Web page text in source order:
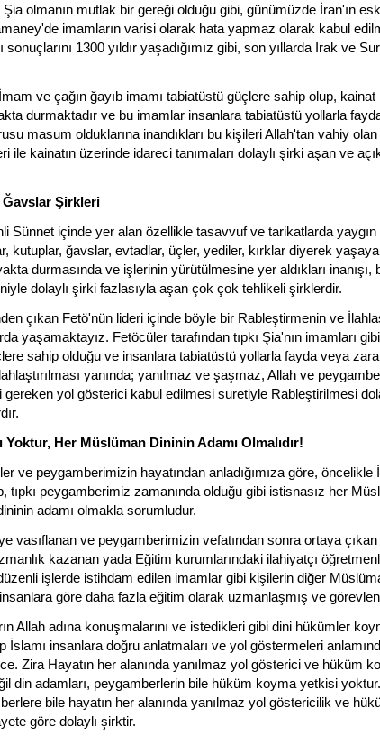
olmanın mutlak bir gereği olduğu gibi, günümüzde İran'ın
imamların varisi olarak hata yapmaz olarak kabul
1300 yıldır yaşadığımız gibi, son yıllarda Irak ve
ve çağın ğayıb imamı tabiatüstü güçlere sahip olup, kainat
durmaktadır ve bu imamlar insanlara tabiatüstü yollarla
masum olduklarına inandıkları bu kişileri Allah'tan vahiy
ile kainatın üzerinde idareci tanımaları dolaylı şirki aşan ve
Şirkleri
Sünnet içinde yer alan özellikle tasavvuf ve tarikatlarda
kutuplar, ğavslar, evtadlar, üçler, yediler, kırklar diyerek
durmasında ve işlerinin yürütülmesine yer aldıkları inanışı,
dolaylı şirki fazlasıyla aşan çok çok tehlikeli şirklerdir.
çıkan Fetö'nün lideri içinde böyle bir Rableştirmenin ve
yaşamaktayız. Fetöcüler tarafından tıpkı Şia'nın imamları
sahip olduğu ve insanlara tabiatüstü yollarla fayda veya
yanında; yanılmaz ve şaşmaz, Allah ve
yol gösterici kabul edilmesi suretiyle Rableştirilmesi
Yoktur, Her Müslüman Dininin Adamı Olmalıdır!
ve peygamberimizin hayatından anladığımıza göre, öncelikle
tıpkı peygamberimiz zamanında olduğu gibi istisnasız her
adamı olmakla sorumludur.
vasıflanan ve peygamberimizin vefatından sonra ortaya
kazanan yada Eğitim kurumlarındaki ilahiyatçı
işlerde istihdam edilen imamlar gibi kişilerin diğer
göre daha fazla eğitim olarak uzmanlaşmış ve
Allah adına konuşmalarını ve istedikleri gibi dini hükümler
İslamı insanlara doğru anlatmaları ve yol göstermeleri
Zira Hayatın her alanında yanılmaz yol gösterici ve hüküm
din adamları, peygamberlerin bile hüküm koyma yetkisi yoktur.
bile hayatın her alanında yanılmaz yol göstericilik ve
göre dolaylı şirktir.